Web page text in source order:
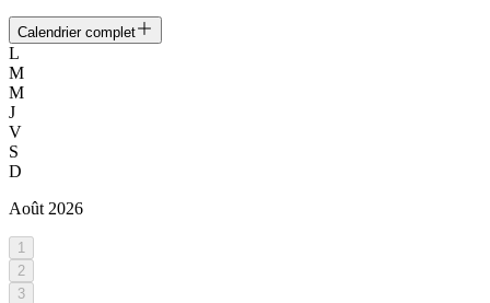
Calendrier complet
L
M
M
J
V
S
D
Août 2026
1
2
3